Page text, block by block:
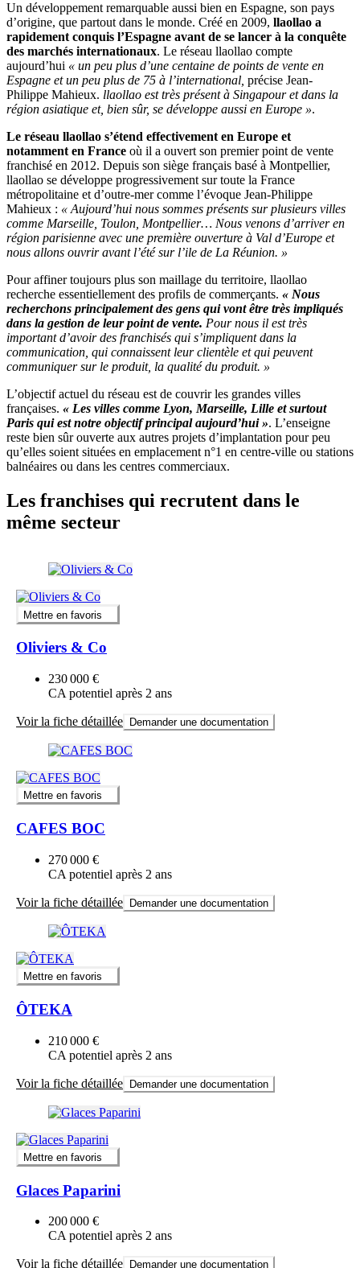
Un développement remarquable aussi bien en Espagne, son pays
d’origine, que partout dans le monde. Créé en 2009, llaollao a
rapidement conquis l’Espagne avant de se lancer à la conquête
des marchés internationaux. Le réseau llaollao compte
aujourd’hui « un peu plus d’une centaine de points de vente en
Espagne et un peu plus de 75 à l’international, précise Jean-
Philippe Mahieux. llaollao est très présent à Singapour et dans la
région asiatique et, bien sûr, se développe aussi en Europe ».
Le réseau llaollao s’étend effectivement en Europe et
notamment en France où il a ouvert son premier point de vente
franchisé en 2012. Depuis son siège français basé à Montpellier,
llaollao se développe progressivement sur toute la France
métropolitaine et d’outre-mer comme l’évoque Jean-Philippe
Mahieux : « Aujourd’hui nous sommes présents sur plusieurs villes
comme Marseille, Toulon, Montpellier… Nous venons d’arriver en
région parisienne avec une première ouverture à Val d’Europe et
nous allons ouvrir avant l’été sur l’ile de La Réunion. »
Pour affiner toujours plus son maillage du territoire, llaollao
recherche essentiellement des profils de commerçants. « Nous
recherchons principalement des gens qui vont être très impliqués
dans la gestion de leur point de vente. Pour nous il est très
important d’avoir des franchisés qui s’impliquent dans la
communication, qui connaissent leur clientèle et qui peuvent
communiquer sur le produit, la qualité du produit. »
L’objectif actuel du réseau est de couvrir les grandes villes
françaises. « Les villes comme Lyon, Marseille, Lille et surtout
Paris qui est notre objectif principal aujourd’hui ». L’enseigne
reste bien sûr ouverte aux autres projets d’implantation pour peu
qu’elles soient situées en emplacement n°1 en centre-ville ou stations
balnéaires ou dans les centres commerciaux.
Les franchises qui recrutent dans le
même secteur
Mettre en favoris
Oliviers & Co
230 000 €
CA potentiel après 2 ans
Voir la fiche détaillée Demander une documentation
Mettre en favoris
CAFES BOC
270 000 €
CA potentiel après 2 ans
Voir la fiche détaillée Demander une documentation
Mettre en favoris
ÔTEKA
210 000 €
CA potentiel après 2 ans
Voir la fiche détaillée Demander une documentation
Mettre en favoris
Glaces Paparini
200 000 €
CA potentiel après 2 ans
Voir la fiche détaillée Demander une documentation